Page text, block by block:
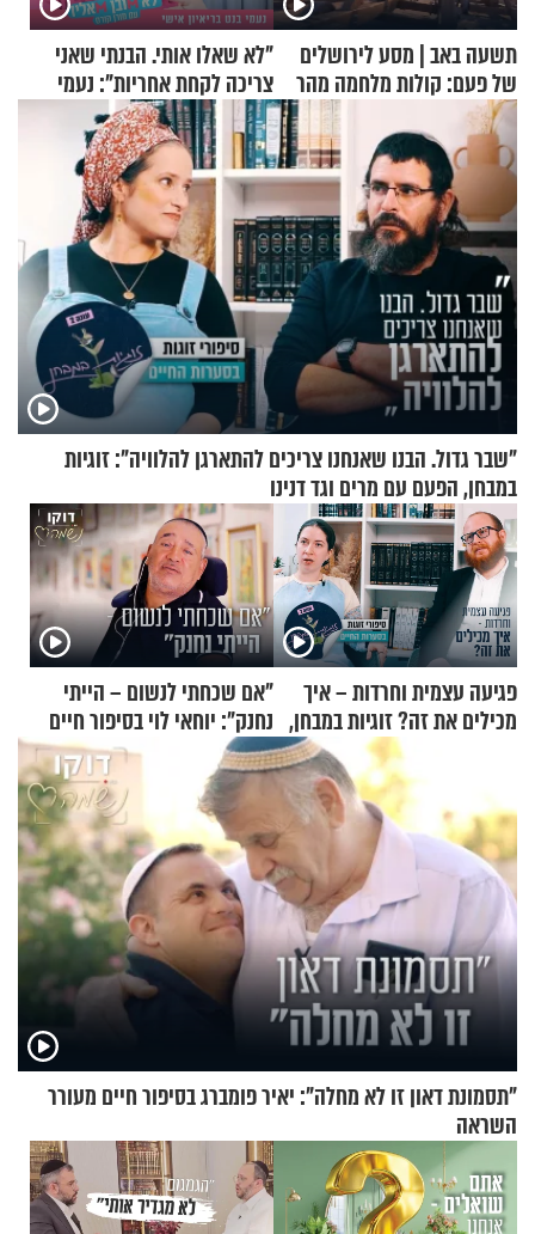
תשעה באב | מסע לירושלים
של פעם: קולות מלחמה מהר
הזיתים
"לא שאלו אותי. הבנתי שאני
צריכה לקחת אחריות": נעמי
בנט בריאיון אישי
"שבר גדול. הבנו שאנחנו צריכים להתארגן להלוויה": זוגיות
במבחן, הפעם עם מרים וגד דנינו
פגיעה עצמית וחרדות – איך
מכילים את זה? זוגיות במבחן,
הפעם עם יהודית ואלתר כהן
"אם שכחתי לנשום – הייתי
נחנק": יוחאי לוי בסיפור חיים
מעורר השראה
"תסמונת דאון זו לא מחלה": יאיר פומברג בסיפור חיים מעורר
השראה